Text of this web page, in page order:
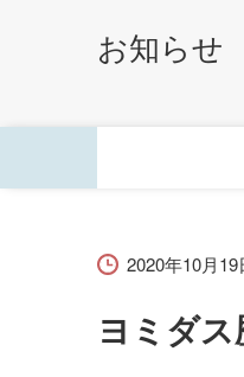
お知らせ
2020年10月19
ヨミダ